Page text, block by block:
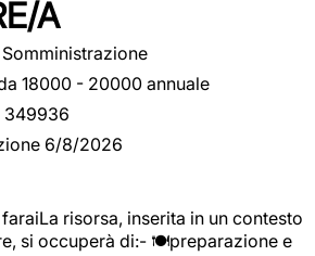
A
Somministrazione
18000 - 20000 annuale
349936
6/8/2026
risorsa, inserita in un contesto
si occuperà di:- 🍽️preparazione e